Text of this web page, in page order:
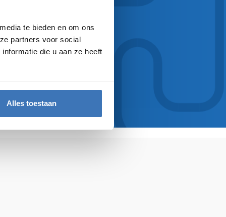
te bieden en om ons
partners voor social
die u aan ze heeft
Alles toestaan
komen we samen